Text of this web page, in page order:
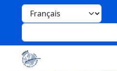
Aller au contenu principal
Select your language
Rechercher
Panneau de gestion des cookies